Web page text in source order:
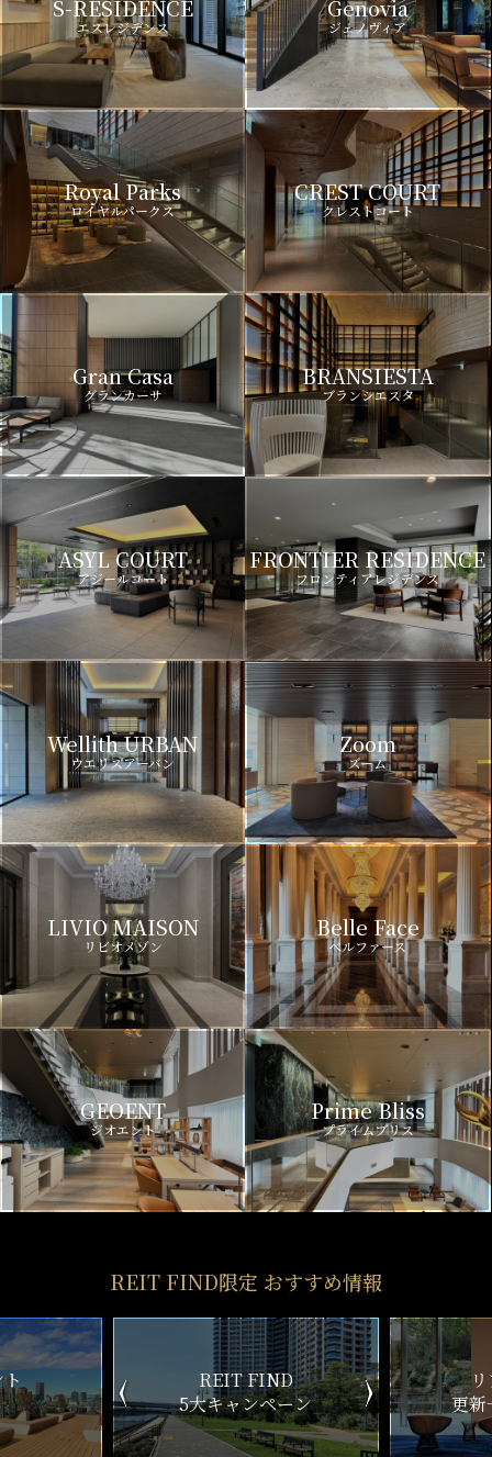
S-RESIDENCE
エスレジデンス
Genovia
ジェノヴィア
Royal Parks
ロイヤルパークス
CREST COURT
クレストコート
Gran Casa
グランカーサ
BRANSIESTA
ブランシエスタ
ASYL COURT
アジールコート
FRONTIER RESIDENCE
フロンティアレジデンス
Wellith URBAN
ウエリスアーバン
Zoom
ズーム
LIVIO MAISON
リビオメゾン
Belle Face
ベルファース
GEOENT
ジオエント
Prime Bliss
プライムブリス
REIT FIND限定 おすすめ情報
ン
リアルタイム
更新一覧チェック
新